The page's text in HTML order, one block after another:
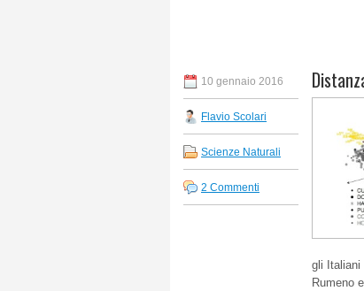
10 gennaio 2016
Flavio Scolari
Scienze Naturali
2 Commenti
gli Italiani
Rumeno